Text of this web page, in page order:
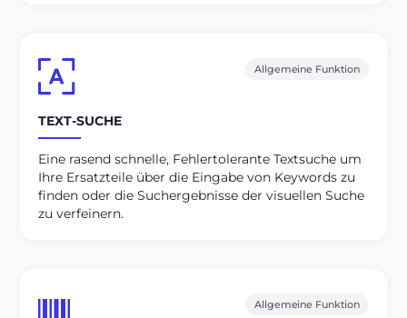
Allgemeine Funktion
TEXT-SUCHE
Eine rasend schnelle, Fehlertolerante Textsuche um
Ihre Ersatzteile über die Eingabe von Keywords zu
finden oder die Suchergebnisse der visuellen Suche
zu verfeinern.
Allgemeine Funktion